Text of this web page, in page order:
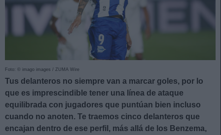
Foto: © imago images / ZUMA Wire
Tus delanteros no siempre van a marcar goles, por lo
que es imprescindible tener una línea de ataque
equilibrada con jugadores que puntúan bien incluso
cuando no anoten. Te traemos cinco delanteros que
encajan dentro de ese perfil, más allá de los Benzema,